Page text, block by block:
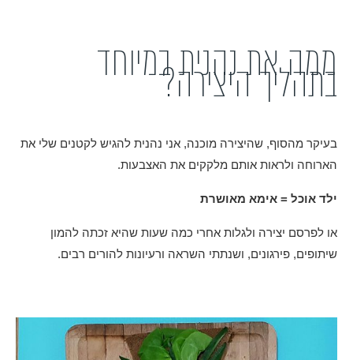
ממה את נהנית במיוחד
בתהליך היצירה?
בעיקר מהסוף, שהיצירה מוכנה, אני נהנית להגיש לקטנים שלי את
הארוחה ולראות אותם מלקקים את האצבעות.
ילד אוכל = אימא מאושרת
או לפרסם יצירה ולגלות אחרי כמה שעות שהיא זכתה להמון
שיתופים, פירגונים, ושנתתי השראה ורעיונות להורים רבים.